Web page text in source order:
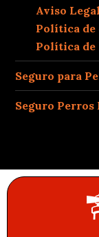
Aviso Legal
Política de
Política de
Seguro para
Seguro Perros